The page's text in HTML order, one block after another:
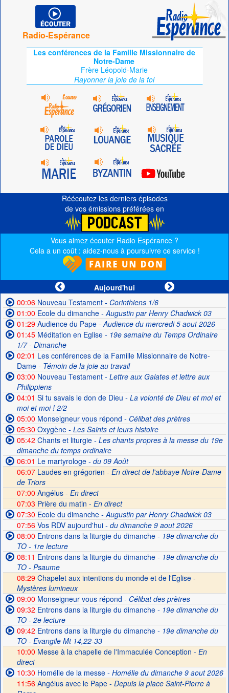
Radio-Espérance
Les conférences de la Famille Missionnaire de
Notre-Dame
Frère Léopold-Marie
Rayonner la joie de la foi
Réécoutez les derniers épisodes
de vos émissions préférées en
Vous aimez écouter Radio Espérance ?
Cela a un coût : aidez-nous à poursuivre ce service !
Aujourd'hui
00:06Nouveau Testament- Corinthiens 1/6
01:00 Ecole du dimanche- Augustin par Henry Chadwick 03
01:29Audience du Pape- Audience du mercredi 5 aout 2026
01:45Méditation en Eglise- 19e semaine du Temps Ordinaire
1/7 - Dimanche
02:01 Les conférences de la Famille Missionnaire de Notre-
Dame- Témoin de la joie au travail
03:00 Nouveau Testament- Lettre aux Galates et lettre aux
Philippiens
04:01 Si tu savais le don de Dieu - La volonté de Dieu et moi et
moi et moi ! 2/2
05:00 Monseigneur vous répond - Célibat des prètres
05:30 Oxygène- Les Saints et leurs histoire
05:42 Chants et liturgie- Les chants propres à la messe du 19e
dimanche du temps ordinaire
06:01 Le martyrologe- du 09 Août
06:07Laudes en grégorien - En direct de l'abbaye Notre-Dame
de Triors
07:00 Angélus - En direct
07:03 Prière du matin - En direct
07:30 Ecole du dimanche- Augustin par Henry Chadwick 03
07:56Vos RDV aujourd'hui- du dimanche 9 aout 2026
08:00 Entrons dans la liturgie du dimanche- 19e dimanche du
TO - 1re lecture
08:11 Entrons dans la liturgie du dimanche- 19e dimanche du
TO - Psaume
08:29 Chapelet aux intentions du monde et de l'Eglise -
Mystères lumineux
09:00 Monseigneur vous répond - Célibat des prètres
09:32 Entrons dans la liturgie du dimanche- 19e dimanche du
TO - 2e lecture
09:42 Entrons dans la liturgie du dimanche- 19e dimanche du
TO - Evangile Mt 14,22-33
10:00 Messe à la chapelle de l'Immaculée Conception - En
direct
10:30 Homélie de la messe- Homélie du dimanche 9 aout 2026
11:56 Angélus avec le Pape - Depuis la place Saint-Pierre à